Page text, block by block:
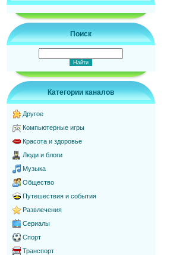
Поиск
Категории каналов
Другое
Компьютерные игры
Красота и здоровье
Люди и блоги
Музыка
Общество
Путешествия и события
Развлечения
Сериалы
Спорт
Транспорт